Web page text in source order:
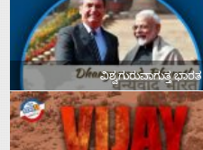
ವಿಶ್ವಗುರುವಾಗುತ್ತ